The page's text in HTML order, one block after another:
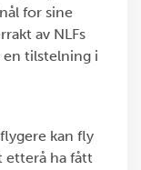
for sine
av NLFs
en tilstelning i
kan fly
etterå ha fått